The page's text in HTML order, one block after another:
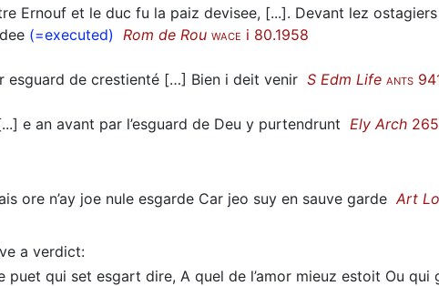
Ernouf et le duc fu la paiz devisee, [...]. Devant lez
(=executed) Rom de Rou WACE i 80.1958
esguard de crestienté […] Bien i deit venir S Edm Life ANTS
e an avant par l’esguard de Deu y purtendrunt Ely Arch
ore n’ay joe nule esgarde Car jeo suy en sauve garde Art
a verdict:
puet qui set esgart dire, A quel de l’amor mieuz estoit Ou